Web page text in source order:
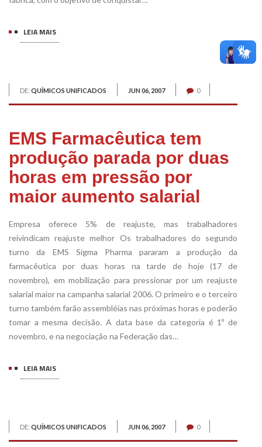
LEIA MAIS
DE: QUÍMICOS UNIFICADOS JUN 06, 2007 0
EMS Farmacêutica tem
produção parada por duas
horas em pressão por
maior aumento salarial
Empresa oferece 5% de reajuste, mas trabalhadores
reivindicam reajuste melhor Os trabalhadores do segundo
turno da EMS Sigma Pharma pararam a produção da
farmacêutica por duas horas na tarde de hoje (17 de
novembro), em mobilização para pressionar por um reajuste
salarial maior na campanha salarial 2006. O primeiro e o terceiro
turno também farão assembléias nas próximas horas e poderão
tomar a mesma decisão. A data base da categoria é 1º de
novembro, e na negociação na Federação das…
LEIA MAIS
DE: QUÍMICOS UNIFICADOS JUN 06, 2007 0